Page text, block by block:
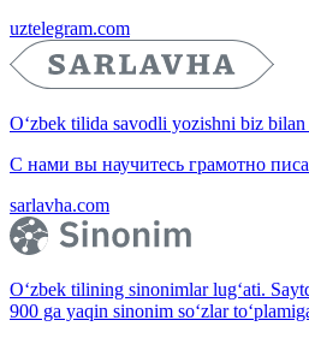
uztelegram.com
O‘zbek tilida savodli yozishni biz bilan
С нами вы научитесь грамотно
sarlavha.com
O‘zbek tilining sinonimlar lug‘ati.
900 ga yaqin sinonim so‘zlar